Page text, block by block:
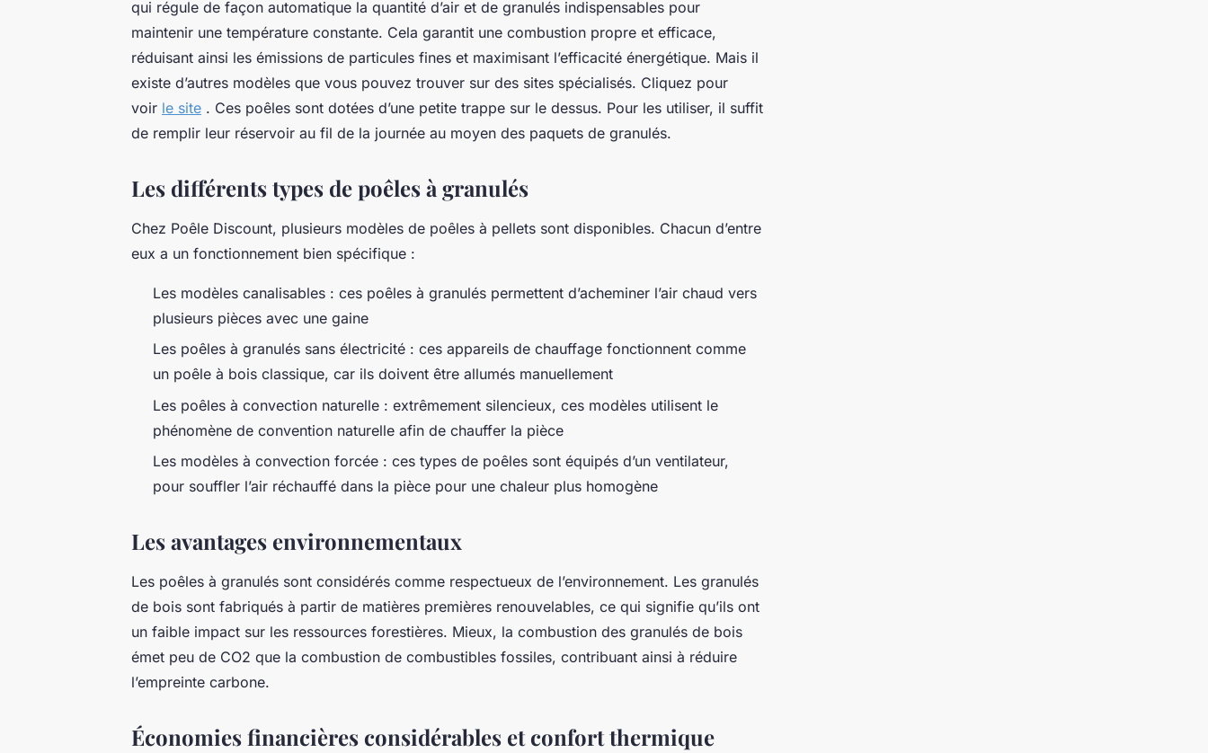
qui régule de façon automatique la quantité d’air et de granulés indispensables pour
maintenir une température constante. Cela garantit une combustion propre et efficace,
réduisant ainsi les émissions de particules fines et maximisant l’efficacité énergétique. Mais il
existe d’autres modèles que vous pouvez trouver sur des sites spécialisés. Cliquez pour
voir le site . Ces poêles sont dotées d’une petite trappe sur le dessus. Pour les utiliser, il suffit
de remplir leur réservoir au fil de la journée au moyen des paquets de granulés.
Les différents types de poêles à granulés
Chez Poêle Discount, plusieurs modèles de poêles à pellets sont disponibles. Chacun d’entre
eux a un fonctionnement bien spécifique :
Les modèles canalisables : ces poêles à granulés permettent d’acheminer l’air chaud vers
plusieurs pièces avec une gaine
Les poêles à granulés sans électricité : ces appareils de chauffage fonctionnent comme
un poêle à bois classique, car ils doivent être allumés manuellement
Les poêles à convection naturelle : extrêmement silencieux, ces modèles utilisent le
phénomène de convention naturelle afin de chauffer la pièce
Les modèles à convection forcée : ces types de poêles sont équipés d’un ventilateur,
pour souffler l’air réchauffé dans la pièce pour une chaleur plus homogène
Les avantages environnementaux
Les poêles à granulés sont considérés comme respectueux de l’environnement. Les granulés
de bois sont fabriqués à partir de matières premières renouvelables, ce qui signifie qu’ils ont
un faible impact sur les ressources forestières. Mieux, la combustion des granulés de bois
émet peu de CO2 que la combustion de combustibles fossiles, contribuant ainsi à réduire
l’empreinte carbone.
Économies financières considérables et confort thermique